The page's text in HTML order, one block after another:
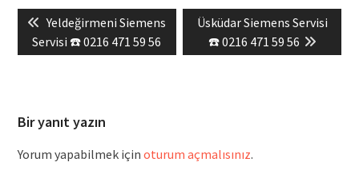
gezinmesi
Previous
post:
Yeldeğirmeni Siemens
Servisi ☎️ 0216 471 59 56
Next
post:
Üsküdar Siemens Servisi
☎️ 0216 471 59 56
Bir yanıt yazın
Yorum yapabilmek için oturum açmalısınız.